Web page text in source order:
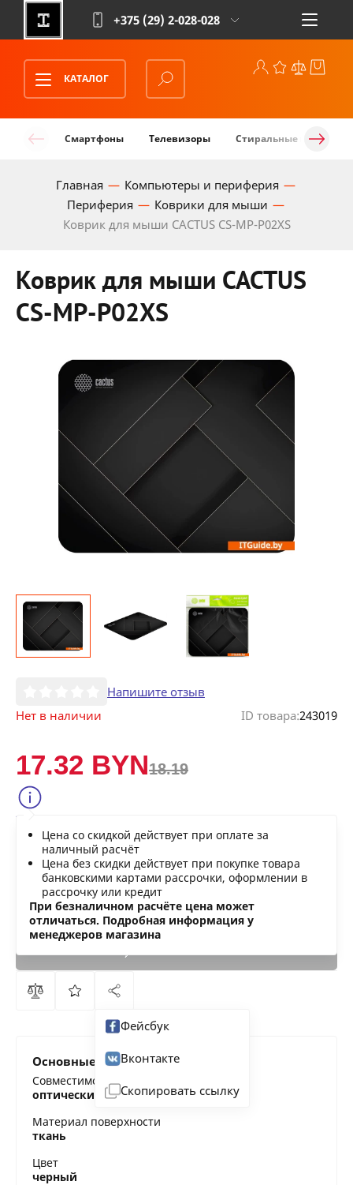
+375 (29) 2-028-028
КАТАЛОГ
Смартфоны Телевизоры Стиральные машины
Главная
Компьютеры и периферия
Периферия
Коврики для мыши
Коврик для мыши CACTUS CS-MP-P02XS
Коврик для мыши CACTUS
CS-MP-P02XS
Напишите отзыв
Нет в наличии
ID товара:243019
17.32 BYN18.19
Цена со скидкой действует при оплате за
наличный расчёт
Цена без скидки действует при покупке товара
банковскими картами рассрочки, оформлении в
рассрочку или кредит
При безналичном расчёте цена может
отличаться. Подробная информация у
менеджеров магазина
Нашли дешевле?
Фейсбук
Вконтакте
Скопировать ссылку
Основные характеристики
Совместимость
оптические мыши, лазерные мыши
Материал поверхности
ткань
Цвет
черный